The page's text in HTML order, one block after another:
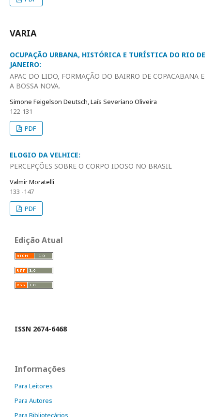
VARIA
OCUPAÇÃO URBANA, HISTÓRICA E TURÍSTICA DO RIO DE
JANEIRO:
APAC DO LIDO, FORMAÇÃO DO BAIRRO DE COPACABANA E
A BOSSA NOVA.
Simone Feigelson Deutsch, Laís Severiano Oliveira
122-131
PDF
ELOGIO DA VELHICE:
PERCEPÇÕES SOBRE O CORPO IDOSO NO BRASIL
Valmir Moratelli
133 -147
PDF
Edição Atual
ISSN 2674-6468
Informações
Para Leitores
Para Autores
Para Bibliotecários